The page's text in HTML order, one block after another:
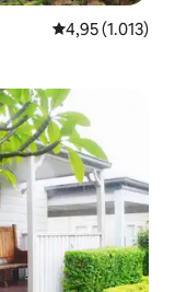
5 üzerinden
4,95 (1.013)
arasında